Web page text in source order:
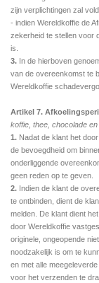
zijn verplichtingen zal
- indien Wereldkoffie de
zekerheid te stellen voor
is.
3. In de hierboven
van de overeenkomst te
Wereldkoffie
Artikel 7.
koffie, thee, chocolade
1. Nadat de klant het
de bevoegdheid om
onderliggende
geen reden op te geven.
2. Indien de klant de
te ontbinden, dient de
melden. De klant dient
door Wereldkoffie
originele, ongeopende
noodzakelijk is om te
en met alle
voor het verzenden te